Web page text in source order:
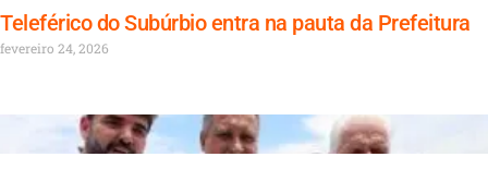
Teleférico do Subúrbio entra na pauta da Prefeitura
fevereiro 24, 2026